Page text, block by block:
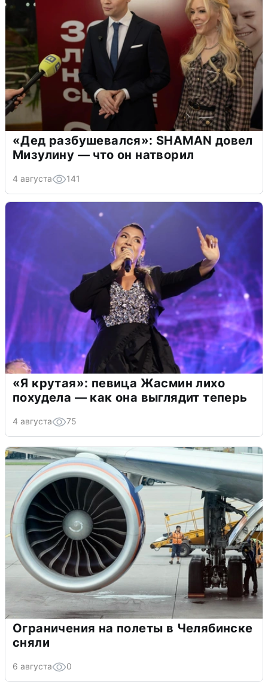
«Дед разбушевался»: SHAMAN довел
Мизулину — что он натворил
4 августа 141
«Я крутая»: певица Жасмин лихо
похудела — как она выглядит теперь
4 августа 75
Ограничения на полеты в Челябинске
сняли
6 августа 0